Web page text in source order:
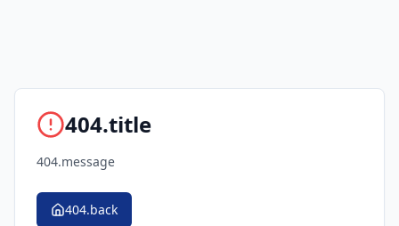
404.title
404.message
404.back